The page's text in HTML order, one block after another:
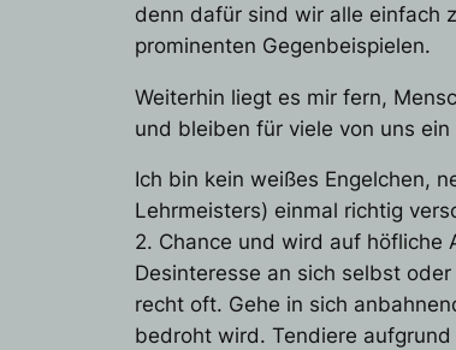
denn dafür sind wir alle einfach
prominenten Gegenbeispielen.
Weiterhin liegt es mir fern,
und bleiben für viele von uns
Ich bin kein weißes Engelchen,
Lehrmeisters) einmal richtig
2. Chance und wird auf höfliche
Desinteresse an sich selbst
recht oft. Gehe in sich
bedroht wird. Tendiere